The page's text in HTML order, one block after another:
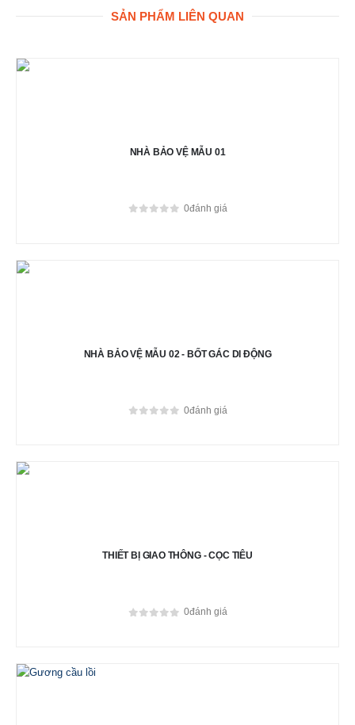
SẢN PHẨM LIÊN QUAN
NHÀ BẢO VỆ MẪU 01
0đánh giá
NHÀ BẢO VỆ MẪU 02 - BỐT GÁC DI ĐỘNG
0đánh giá
THIẾT BỊ GIAO THÔNG - CỌC TIÊU
0đánh giá